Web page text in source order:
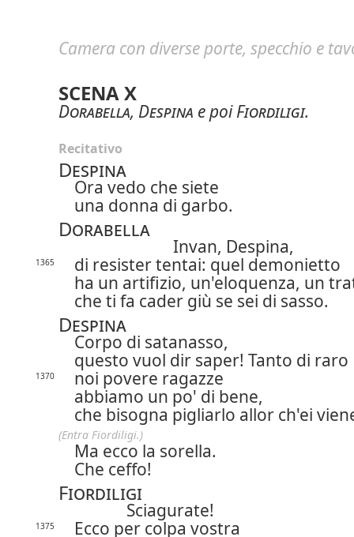
Camera con diverse porte, specchio e
SCENA X
Dorabella, Despina e poiFiordiligi.
Recitativo
Despina
Ora vedo che siete
una donna di garbo.
Dorabella
Invan, Despina,
1365
di resister tentai: quel demonietto
ha un artifizio, un'eloquenza, un
che ti fa cader giù se sei di sasso.
Despina
Corpo di satanasso,
questo vuol dir saper! Tanto di raro
1370
noi povere ragazze
abbiamo un po' di bene,
che bisogna pigliarlo allor ch'ei
(Entra Fiordiligi.)
Ma ecco la sorella.
Che ceffo!
Fiordiligi
Sciagurate!
1375
Ecco per colpa vostra